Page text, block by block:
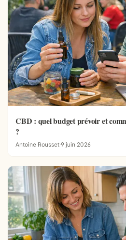
CBD : quel budget prévoir et
?
Antoine Rousset·9 juin 2026